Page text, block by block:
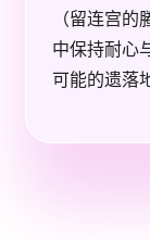
（留连宫
中保持耐心
可能的遗落